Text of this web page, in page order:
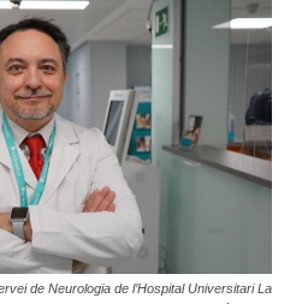
de Neurologia de l’Hospital Universitari La